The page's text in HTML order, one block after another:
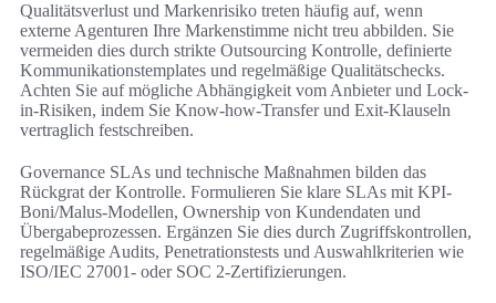
Qualitätsverlust und Markenrisiko treten häufig auf, wenn
externe Agenturen Ihre Markenstimme nicht treu abbilden. Sie
vermeiden dies durch strikte Outsourcing Kontrolle, definierte
Kommunikationstemplates und regelmäßige Qualitätschecks.
Achten Sie auf mögliche Abhängigkeit vom Anbieter und Lock-
in-Risiken, indem Sie Know-how-Transfer und Exit-Klauseln
vertraglich festschreiben.
Governance SLAs und technische Maßnahmen bilden das
Rückgrat der Kontrolle. Formulieren Sie klare SLAs mit KPI-
Boni/Malus-Modellen, Ownership von Kundendaten und
Übergabeprozessen. Ergänzen Sie dies durch Zugriffskontrollen,
regelmäßige Audits, Penetrationstests und Auswahlkriterien wie
ISO/IEC 27001- oder SOC 2-Zertifizierungen.